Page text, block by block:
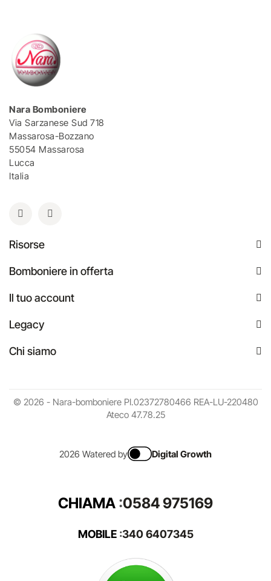
Nara Bomboniere
Via Sarzanese Sud 718
Massarosa-Bozzano
55054 Massarosa
Lucca
Italia
Risorse
Bomboniere in offerta
Il tuo account
Legacy
Chi siamo
© 2026 - Nara-bomboniere PI.02372780466 REA-LU-220480
Ateco 47.78.25
2026 Watered by Digital Growth
CHIAMA :0584 975169
MOBILE:340 6407345